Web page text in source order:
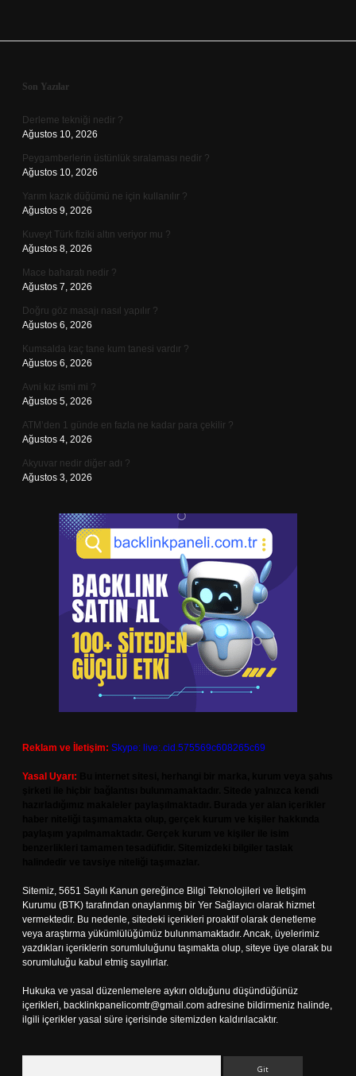
Sidebar
Son Yazılar
Derleme tekniği nedir ?
Ağustos 10, 2026
Peygamberlerin üstünlük sıralaması nedir ?
Ağustos 10, 2026
Yarım kazık düğümü ne için kullanılır ?
Ağustos 9, 2026
Kuveyt Türk fiziki altın veriyor mu ?
Ağustos 8, 2026
Mace baharatı nedir ?
Ağustos 7, 2026
Doğru göz masajı nasıl yapılır ?
Ağustos 6, 2026
Kumsalda kaç tane kum tanesi vardır ?
Ağustos 6, 2026
Avni kız ismi mi ?
Ağustos 5, 2026
ATM’den 1 günde en fazla ne kadar para çekilir ?
Ağustos 4, 2026
Akyuvar nedir diğer adı ?
Ağustos 3, 2026
Reklam ve İletişim: Skype: live:.cid.575569c608265c69
Yasal Uyarı:
Sitemiz, 5651 Sayılı Kanun gereğince Bilgi Teknolojileri ve İletişim
Kurumu (BTK) tarafından onaylanmış bir Yer Sağlayıcı olarak hizmet
vermektedir. Bu nedenle, sitedeki içerikleri proaktif olarak denetleme
veya araştırma yükümlülüğümüz bulunmamaktadır. Ancak, üyelerimiz
yazdıkları içeriklerin sorumluluğunu taşımakta olup, siteye üye olarak bu
sorumluluğu kabul etmiş sayılırlar.
Hukuka ve yasal düzenlemelere aykırı olduğunu düşündüğünüz
içerikleri, backlinkpanelicomtr@gmail.com adresine bildirmeniz halinde,
ilgili içerikler yasal süre içerisinde sitemizden kaldırılacaktır.